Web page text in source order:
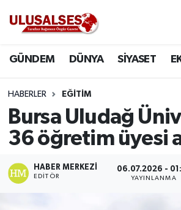
GÜNDEM DÜNYA SİYASET
HABERLER EĞİTİM
Bursa Uludağ
36 öğretim üyesi
HABER MERKEZI
EDITÖR
06.07.2026 -
YAYINLANMA
DÜNYA
SİYASET
EKONOMİ
EĞİTİM
Trafik Durumu
Süper Lig Puan Durumu ve
Tüm Manşetler
Son Dakika Haberleri